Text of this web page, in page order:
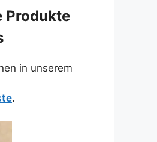
Produkte
in unserem
.